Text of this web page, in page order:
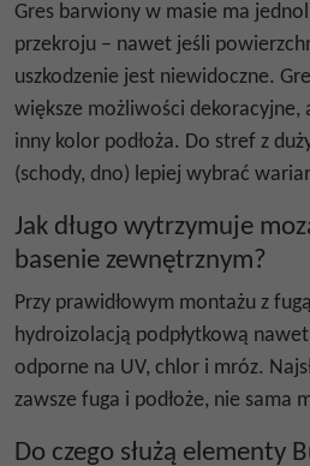
Gres barwiony w masie ma
przekroju – nawet jeśli
uszkodzenie jest niewidoczne.
większe możliwości dekoracyjne,
inny kolor podłoża. Do stref z
(schody, dno) lepiej wybrać
Jak długo wytrzymuje
basenie zewnętrznym?
Przy prawidłowym montażu z
hydroizolacją podpłytkową
odporne na UV, chlor i mróz.
zawsze fuga i podłoże, nie sama
Do czego służą elementy